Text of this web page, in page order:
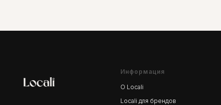
Информация
О Locali
Locali для брендов